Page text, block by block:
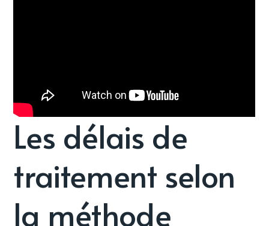
Les délais de
traitement selon
la méthode